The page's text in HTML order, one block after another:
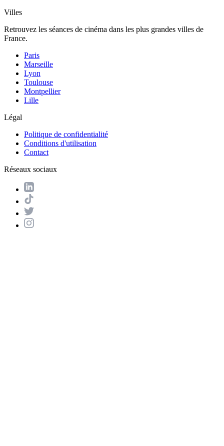
Villes
Retrouvez les séances de cinéma dans les plus grandes villes de
France.
Paris
Marseille
Lyon
Toulouse
Montpellier
Lille
Légal
Politique de confidentialité
Conditions d'utilisation
Contact
Réseaux sociaux